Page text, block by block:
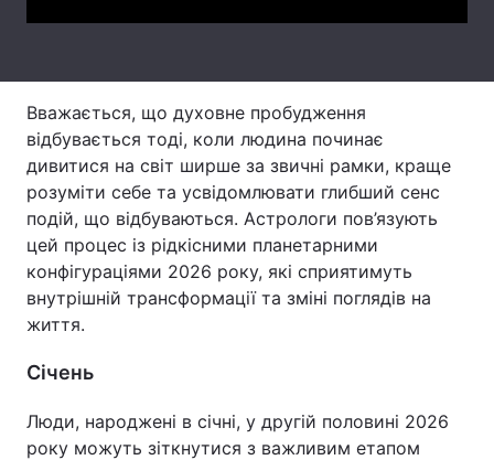
Вважається, що духовне пробудження
відбувається тоді, коли людина починає
дивитися на світ ширше за звичні рамки, краще
розуміти себе та усвідомлювати глибший сенс
подій, що відбуваються. Астрологи пов’язують
цей процес із рідкісними планетарними
конфігураціями 2026 року, які сприятимуть
внутрішній трансформації та зміні поглядів на
життя.
Січень
Люди, народжені в січні, у другій половині 2026
року можуть зіткнутися з важливим етапом